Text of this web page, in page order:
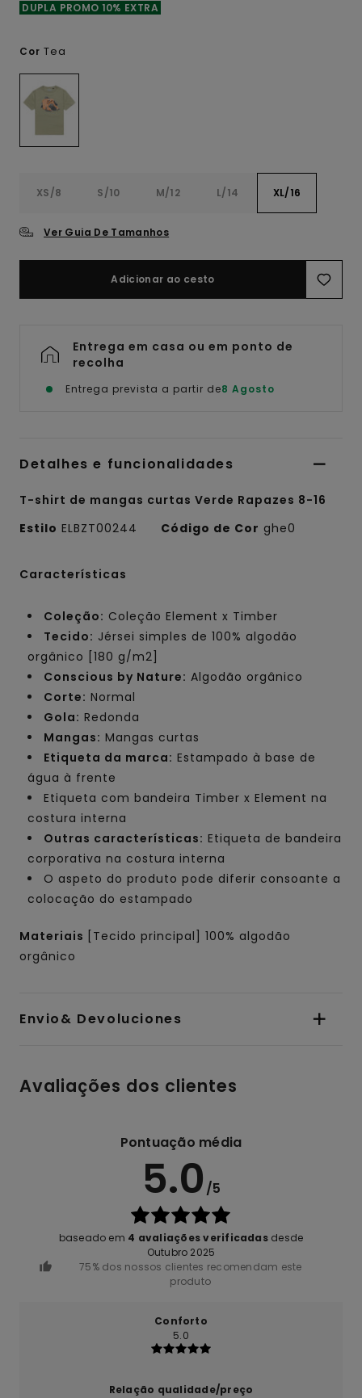
DUPLA PROMO 10% EXTRA
Cor Tea
XS/8 S/10 M/12 L/14 XL/16
Ver Guia De Tamanhos
Adicionar ao cesto
Entrega em casa ou em ponto de
recolha
Entrega prevista a partir de8 Agosto
Detalhes e funcionalidades
T-shirt de mangas curtas Verde Rapazes 8-16
Estilo ELBZT00244 Código de Cor ghe0
Características
Coleção: Coleção Element x Timber
Tecido: Jérsei simples de 100% algodão
orgânico [180 g/m2]
Conscious by Nature: Algodão orgânico
Corte: Normal
Gola: Redonda
Mangas: Mangas curtas
Etiqueta da marca: Estampado à base de
água à frente
Etiqueta com bandeira Timber x Element na
costura interna
Outras características: Etiqueta de bandeira
corporativa na costura interna
O aspeto do produto pode diferir consoante a
colocação do estampado
Materiais
[Tecido principal] 100% algodão
orgânico
Envio& Devoluciones
Avaliações dos clientes
Pontuação média
5.0 /5
baseado em 4 avaliações verificadasdesde
Outubro 2025
75% dos nossos clientes recomendam este
produto
Conforto
5.0
Relação qualidade/preço